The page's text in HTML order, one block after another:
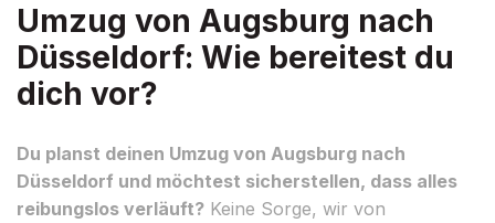
Umzug von Augsburg nach
Düsseldorf: Wie bereitest du
dich vor?
Du planst deinen Umzug von Augsburg nach
Düsseldorf und möchtest sicherstellen, dass alles
reibungslos verläuft? Keine Sorge, wir von